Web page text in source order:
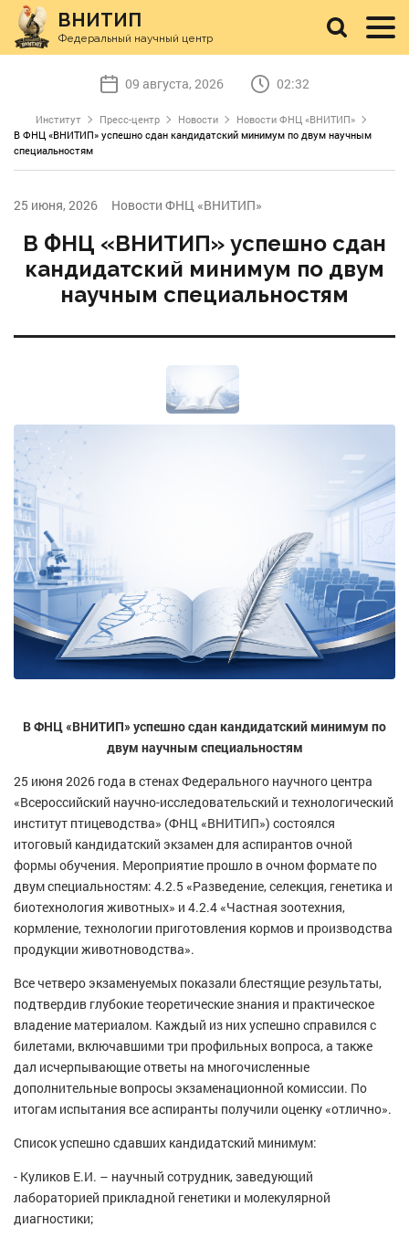
ВНИТИП
Федеральный научный центр
09 августа, 2026 02:32
Институт Пресс-центр Новости
Новости ФНЦ «ВНИТИП»
В ФНЦ «ВНИТИП» успешно сдан кандидатский минимум по двум научным
специальностям
25 июня, 2026 Новости ФНЦ «ВНИТИП»
В ФНЦ «ВНИТИП» успешно сдан
кандидатский минимум по двум
научным специальностям
В ФНЦ «ВНИТИП» успешно сдан кандидатский минимум по
двум научным специальностям
25 июня 2026 года в стенах Федерального научного центра
«Всероссийский научно-исследовательский и технологический
институт птицеводства» (ФНЦ «ВНИТИП») состоялся
итоговый кандидатский экзамен для аспирантов очной
формы обучения. Мероприятие прошло в очном формате по
двум специальностям: 4.2.5 «Разведение, селекция, генетика и
биотехнология животных» и 4.2.4 «Частная зоотехния,
кормление, технологии приготовления кормов и производства
продукции животноводства».
Все четверо экзаменуемых показали блестящие результаты,
подтвердив глубокие теоретические знания и практическое
владение материалом. Каждый из них успешно справился с
билетами, включавшими три профильных вопроса, а также
дал исчерпывающие ответы на многочисленные
дополнительные вопросы экзаменационной комиссии. По
итогам испытания все аспиранты получили оценку «отлично».
Список успешно сдавших кандидатский минимум:
- Куликов Е.И. – научный сотрудник, заведующий
лабораторией прикладной генетики и молекулярной
диагностики;